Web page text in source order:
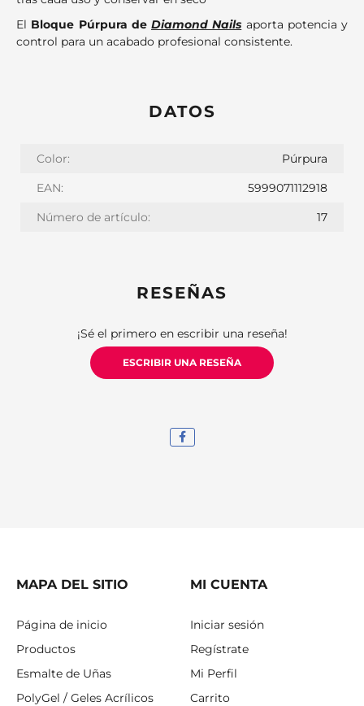
El Bloque Púrpura de Diamond Nails aporta potencia y
control para un acabado profesional consistente.
DATOS
Color:
Púrpura
EAN:
5999071112918
Número de artículo:
17
RESEÑAS
¡Sé el primero en escribir una reseña!
ESCRIBIR UNA RESEÑA
MAPA DEL SITIO
Página de inicio
Productos
Esmalte de Uñas
PolyGel / Geles Acrílicos
MI CUENTA
Iniciar sesión
Regístrate
Mi Perfil
Carrito